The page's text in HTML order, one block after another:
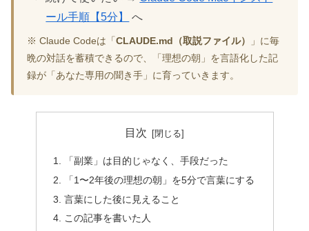
ール手順【5分】
へ
※ Claude Codeは「CLAUDE.md（取説ファイル）
」に毎
晩の対話を蓄積できるので、「理想の朝」を言語化した記
録が「あなた専用の聞き手」に育っていきます。
目次
「副業」は目的じゃなく、手段だった
「1〜2年後の理想の朝」を5分で言葉にする
言葉にした後に見えること
この記事を書いた人